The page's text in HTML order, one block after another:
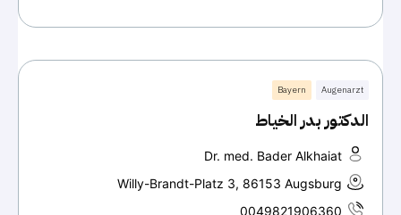
Augenarzt
Bayern
الدكتور بدر الخياط
Dr. med. Bader Alkhaiat
Willy-Brandt-Platz 3, 86153 Augsburg
0049821906360